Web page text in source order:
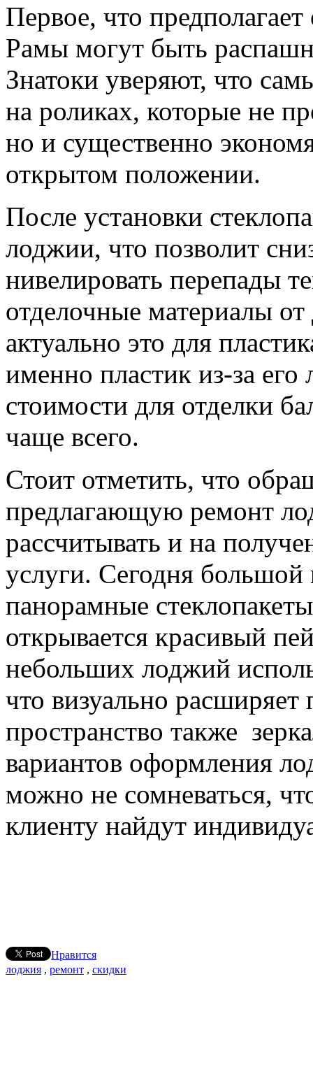
Первое, что
Рамы могут быть
Знатоки уверяют, что
на роликах, которые не
но и существенно
открытом положении.
После установки
лоджии, что позволит
нивелировать перепады
отделочные материалы
актуально это для
именно пластик из-за
стоимости для отделки
чаще всего.
Стоит отметить, что
предлагающую ремонт
рассчитывать и на
услуги. Сегодня
панорамные
открывается красивый
небольших лоджий
что визуально
пространство также
вариантов оформления
можно не сомневаться,
клиенту найдут
Нравится
лоджия , ремонт , скидки